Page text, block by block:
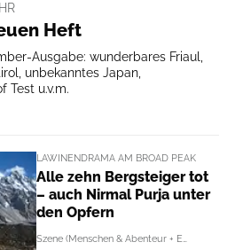
Heft
Ausgabe: wunderbares Friaul,
unbekanntes Japan,
Test u.v.m.
LAWINENDRAMA AM BROAD PEAK
Alle zehn Bergsteiger tot
– auch Nirmal Purja unter
den Opfern
Szene (Menschen & Abenteur + Events)